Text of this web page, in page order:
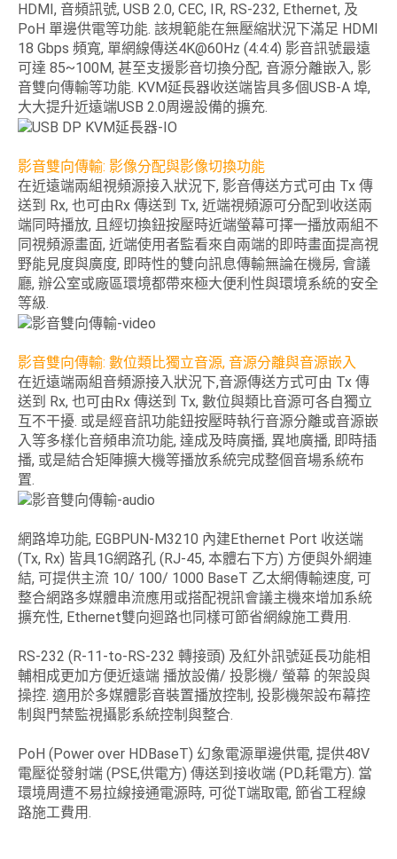
HDMI, 音頻訊號, USB 2.0, CEC, IR, RS-232, Ethernet, 及
PoH 單邊供電等功能. 該規範能在無壓縮狀況下滿足 HDMI
18 Gbps 頻寬, 單網線傳送4K@60Hz (4:4:4) 影音訊號最遠
可達 85~100M, 甚至支援影音切換分配, 音源分離嵌入, 影
音雙向傳輸等功能. KVM延長器收送端皆具多個USB-A 埠,
大大提升近遠端USB 2.0周邊設備的擴充.
影音雙向傳輸: 影像分配與影像切換功能
在近遠端兩組視頻源接入狀況下, 影音傳送方式可由 Tx 傳
送到 Rx, 也可由Rx 傳送到 Tx, 近端視頻源可分配到收送兩
端同時播放, 且經切換鈕按壓時近端螢幕可擇一播放兩組不
同視頻源畫面, 近端使用者監看來自兩端的即時畫面提高視
野能見度與廣度, 即時性的雙向訊息傳輸無論在機房, 會議
廳, 辦公室或廠區環境都帶來極大便利性與環境系統的安全
等級.
影音雙向傳輸: 數位類比獨立音源, 音源分離與音源嵌入
在近遠端兩組音頻源接入狀況下,音源傳送方式可由 Tx 傳
送到 Rx, 也可由Rx 傳送到 Tx, 數位與類比音源可各自獨立
互不干擾. 或是經音訊功能鈕按壓時執行音源分離或音源嵌
入等多樣化音頻串流功能, 達成及時廣播, 異地廣播, 即時插
播, 或是結合矩陣擴大機等播放系統完成整個音場系統布
置.
網路埠功能, EGBPUN-M3210 內建Ethernet Port 收送端
(Tx, Rx) 皆具1G網路孔 (RJ-45, 本體右下方) 方便與外網連
結, 可提供主流 10/ 100/ 1000 BaseT 乙太網傳輸速度, 可
整合網路多媒體串流應用或搭配視訊會議主機來增加系統
擴充性, Ethernet雙向迴路也同樣可節省網線施工費用.
RS-232 (R-11-to-RS-232 轉接頭) 及紅外訊號延長功能相
輔相成更加方便近遠端 播放設備/ 投影機/ 螢幕 的架設與
操控. 適用於多媒體影音裝置播放控制, 投影機架設布幕控
制與門禁監視攝影系統控制與整合.
PoH (Power over HDBaseT) 幻象電源單邊供電, 提供48V
電壓從發射端 (PSE,供電方) 傳送到接收端 (PD,耗電方). 當
環境周遭不易拉線接通電源時, 可從T端取電, 節省工程線
路施工費用.